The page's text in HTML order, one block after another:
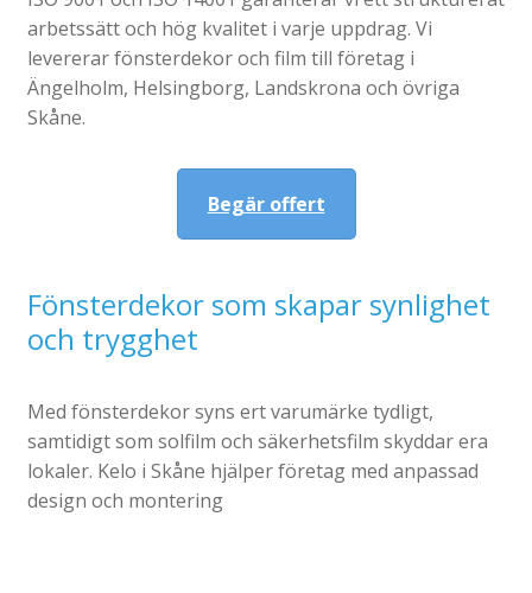
arbetssätt och hög kvalitet i varje uppdrag. Vi
levererar fönsterdekor och film till företag i
Ängelholm, Helsingborg, Landskrona och övriga
Skåne.
Begär offert
Fönsterdekor som skapar synlighet
och trygghet
Med fönsterdekor syns ert varumärke tydligt,
samtidigt som solfilm och säkerhetsfilm skyddar era
lokaler. Kelo i Skåne hjälper företag med anpassad
design och montering